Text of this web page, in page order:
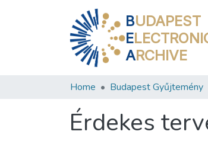
BUDAPEST
E
ARCHIVE
Home Budapest Gyűjtemény
Érdekes